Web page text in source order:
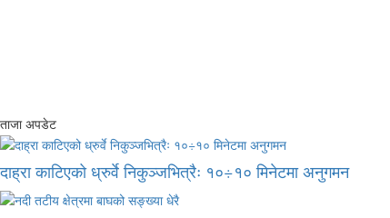
ताजा अपडेट
दाह्रा काटिएको ध्रुर्वे निकुञ्जभित्रैः १०÷१० मिनेटमा अनुगमन